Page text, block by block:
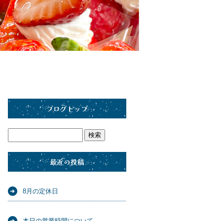
ブログトップ
最近の投稿
8月の定休日